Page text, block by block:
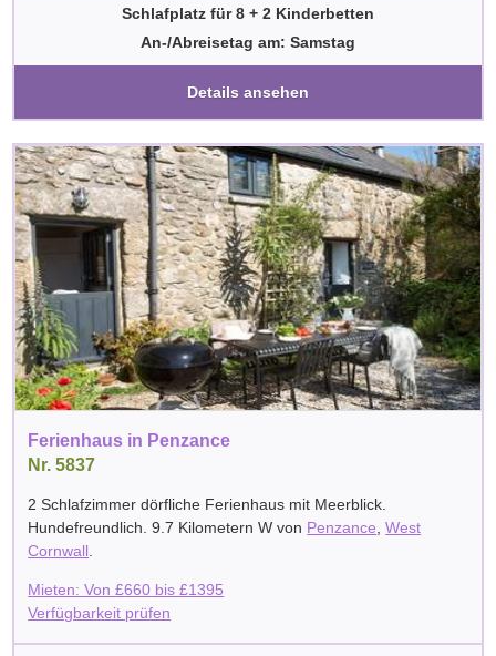
Schlafplatz für 8 + 2 Kinderbetten
An-/Abreisetag am: Samstag
Details ansehen
Ferienhaus in Penzance
Nr. 5837
2 Schlafzimmer dörfliche Ferienhaus mit Meerblick.
Hundefreundlich. 9.7 Kilometern W von Penzance ,West
Cornwall
Mieten: Von£660 bis£1395
Verfügbarkeit prüfen